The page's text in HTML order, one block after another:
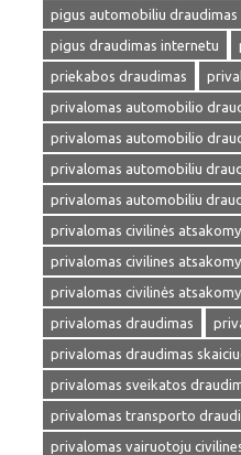
pigus automobiliu draudimas
pigus draudimas internetu
priekabos draudimas
privalomas automobilio
privalomas automobilio
privalomas automobiliu
privalomas automobiliu
privalomas civilinės
privalomas civilines
privalomas civilinės
privalomas draudimas
privalomas draudimas
privalomas sveikatos
privalomas transporto
privalomas vairuotoju